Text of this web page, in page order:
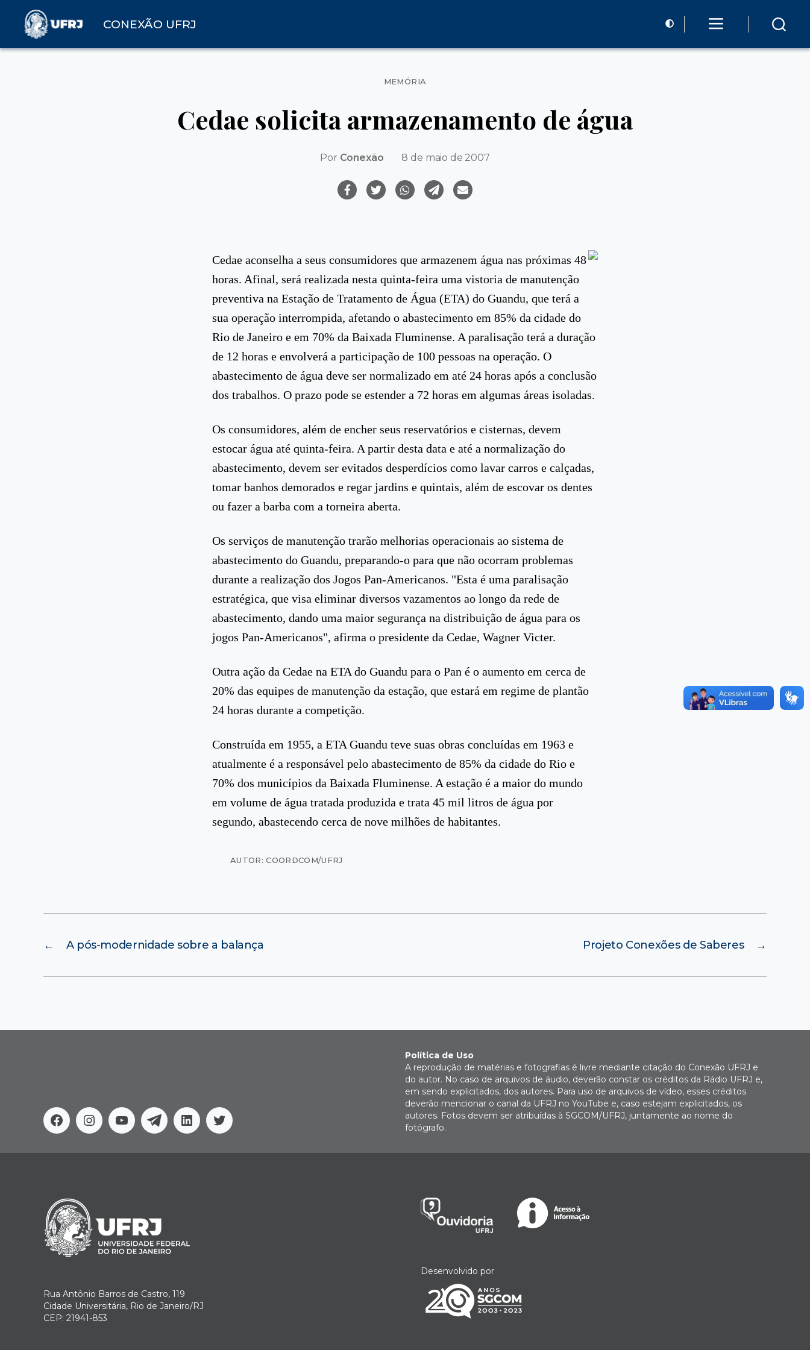
CONEXÃO UFRJ
Categorias
MEMÓRIA
Cedae solicita armazenamento de água
Por Conexão 8 de maio de 2007
Cedae aconselha a seus consumidores que armazenem água nas próximas 48
horas. Afinal, será realizada nesta quinta-feira uma vistoria de manutenção
preventiva na Estação de Tratamento de Água (ETA) do Guandu, que terá a
sua operação interrompida, afetando o abastecimento em 85% da cidade do
Rio de Janeiro e em 70% da Baixada Fluminense. A paralisação terá a duração
de 12 horas e envolverá a participação de 100 pessoas na operação. O
abastecimento de água deve ser normalizado em até 24 horas após a conclusão
dos trabalhos. O prazo pode se estender a 72 horas em algumas áreas isoladas.
Os consumidores, além de encher seus reservatórios e cisternas, devem
estocar água até quinta-feira. A partir desta data e até a normalização do
abastecimento, devem ser evitados desperdícios como lavar carros e calçadas,
tomar banhos demorados e regar jardins e quintais, além de escovar os dentes
ou fazer a barba com a torneira aberta.
Os serviços de manutenção trarão melhorias operacionais ao sistema de
abastecimento do Guandu, preparando-o para que não ocorram problemas
durante a realização dos Jogos Pan-Americanos. "Esta é uma paralisação
estratégica, que visa eliminar diversos vazamentos ao longo da rede de
abastecimento, dando uma maior segurança na distribuição de água para os
jogos Pan-Americanos", afirma o presidente da Cedae, Wagner Victer.
Outra ação da Cedae na ETA do Guandu para o Pan é o aumento em cerca de
20% das equipes de manutenção da estação, que estará em regime de plantão
24 horas durante a competição.
Construída em 1955, a ETA Guandu teve suas obras concluídas em 1963 e
atualmente é a responsável pelo abastecimento de 85% da cidade do Rio e
70% dos municípios da Baixada Fluminense. A estação é a maior do mundo
em volume de água tratada produzida e trata 45 mil litros de água por
segundo, abastecendo cerca de nove milhões de habitantes.
AUTOR: COORDCOM/UFRJ
← A pós-modernidade sobre a balança →
Projeto Conexões de Saberes
FacebookInstagram
YoutubeTelegramLinkedinTwitter
Política de Uso
A reprodução de matérias e fotografias é livre mediante citação do Conexão UFRJ e
do autor. No caso de arquivos de áudio, deverão constar os créditos da Rádio UFRJ e,
em sendo explicitados, dos autores. Para uso de arquivos de vídeo, esses créditos
deverão mencionar o canal da UFRJ no YouTube e, caso estejam explicitados, os
autores. Fotos devem ser atribuídas à SGCOM/UFRJ, juntamente ao nome do
fotógrafo.
Rua Antônio Barros de Castro, 119
Cidade Universitária, Rio de Janeiro/RJ
CEP: 21941-853
Desenvolvido por